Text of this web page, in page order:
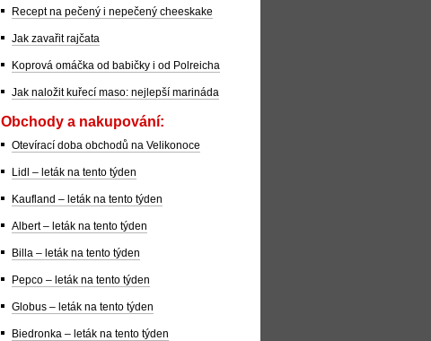
Recept na pečený i nepečený cheeskake
Jak zavařit rajčata
Koprová omáčka od babičky i od Polreicha
Jak naložit kuřecí maso: nejlepší marináda
Obchody a nakupování:
Otevírací doba obchodů na Velikonoce
Lidl – leták na tento týden
Kaufland – leták na tento týden
Albert – leták na tento týden
Billa – leták na tento týden
Pepco – leták na tento týden
Globus – leták na tento týden
Biedronka – leták na tento týden